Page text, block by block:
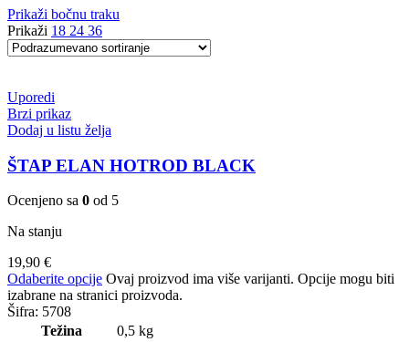
Prikaži bočnu traku
Prikaži 18 24 36
Uporedi
Brzi prikaz
Dodaj u listu želja
ŠTAP ELAN HOTROD BLACK
Ocenjeno sa 0 od 5
Na stanju
19,90 €
Odaberite opcije Ovaj proizvod ima više varijanti. Opcije mogu biti
izabrane na stranici proizvoda.
Šifra: 5708
Težina
0,5 kg